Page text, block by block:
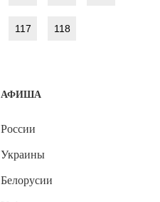
117 118
АФИША
России
Украины
Белорусии